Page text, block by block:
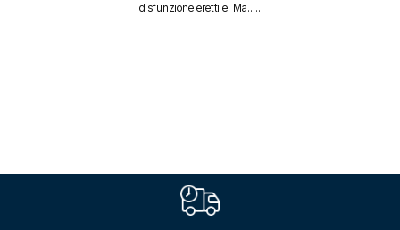
disfunzione erettile. Ma.....